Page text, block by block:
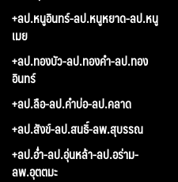
+ลป.หนูอินทร์-ลป.หนูหยาด-ลป.หนู
เมย
+ลป.ทองบัว-ลป.ทองคำ-ลป.ทอง
อินทร์
+ลป.ลือ-ลป.คำบ่อ-ลป.คลาด
+ลป.สังข์-ลป.สนธิ์-ลพ.สุบรรณ
+ลป.อ่ำ-ลป.อุ่นหล้า-ลป.อร่าม-
ลพ.อุตตมะ